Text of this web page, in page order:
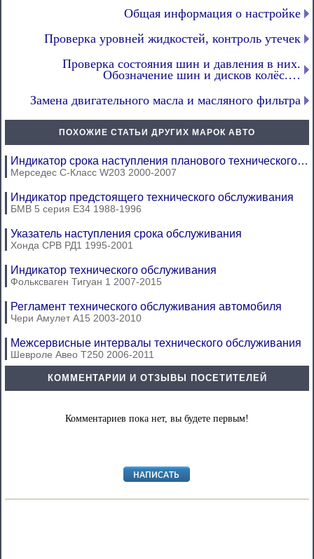
Общая информация о настройке
Проверка уровней жидкостей, контроль утечек
Проверка состояния шин и давления в них.
Обозначение шин и дисков колёс.…
Замена двигательного масла и масляного фильтра
ПОХОЖИЕ СТАТЬИ ДРУГИХ МАРОК АВТО
Индикатор срока наступления планового технического…
Мерседес C-Класс W203 2000-2007
Индикатор предстоящего технического обслуживания
БМВ 5 серия Е34 1988-1996
Указатель наступления срока обслуживания
Хонда СРВ РД1 1995-2001
Индикатор технического обслуживания
Фольксваген Тигуан 1 2007-2015
Регламент технического обслуживания автомобиля
Чери Амулет А15 2003-2010
Межсервисные интервалы технического обслуживания
Шевроле Авео Т250 2006-2011
КОММЕНТАРИИ И ОТЗЫВЫ ПОСЕТИТЕЛЕЙ
Комментариев пока нет, вы будете первым!